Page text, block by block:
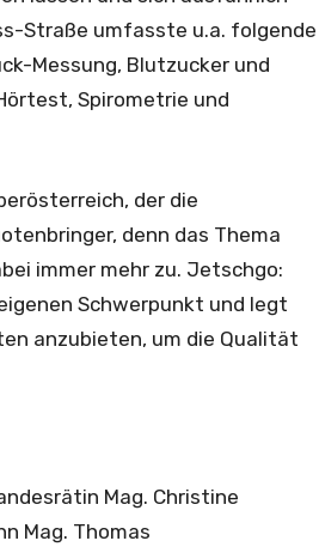
Straße umfasste u.a. folgende
Messung, Blutzucker und
Spirometrie und
der die
denn das Thema
immer mehr zu. Jetschgo:
Schwerpunkt und legt
anzubieten, um die Qualität
Mag. Christine
Mag. Thomas